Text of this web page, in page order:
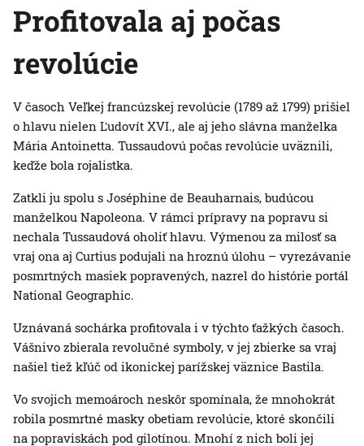
Profitovala aj počas
revolúcie
V časoch Veľkej francúzskej revolúcie (1789 až 1799) prišiel
o hlavu nielen Ľudovít XVI., ale aj jeho slávna manželka
Mária Antoinetta. Tussaudovú počas revolúcie uväznili,
keďže bola rojalistka.
Zatkli ju spolu s Joséphine de Beauharnais, budúcou
manželkou Napoleona. V rámci prípravy na popravu si
nechala Tussaudová oholiť hlavu. Výmenou za milosť sa
vraj ona aj Curtius podujali na hroznú úlohu – vyrezávanie
posmrtných masiek popravených, nazrel do histórie portál
National Geographic.
Uznávaná sochárka profitovala i v týchto ťažkých časoch.
Vášnivo zbierala revolučné symboly, v jej zbierke sa vraj
našiel tiež kľúč od ikonickej parížskej väznice Bastila.
Vo svojich memoároch neskôr spomínala, že mnohokrát
robila posmrtné masky obetiam revolúcie, ktoré skončili
na popraviskách pod gilotínou. Mnohí z nich boli jej